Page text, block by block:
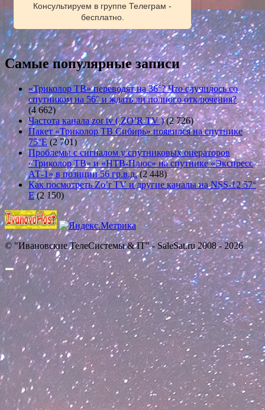
Консультируем в группе Телеграм -
бесплатно.
Самые популярные записи
«Триколор ТВ» переводят на 36°? Что случилось со
спутником на 56° и ждать ли полного отключения?
(4 662)
Частота канала zor tv ( ZO’R TV ) (2 726)
Пакет «Триколор ТВ Сибирь» появился на спутнике
75°E (2 701)
Проблемы с сигналом у спутниковых операторов
«Триколор ТВ» и «НТВ-Плюс» на спутнике «Экспресс
АТ-1» в позиции 56 гр.в.д. (2 448)
Как посмотреть Zo’r TV и другие каналы на NSS-12 57°
E (2 150)
© "Ивановские ТелеСистемы & IT" - SaleSat.ru 2008 - 2026
Прокрутить
вверх